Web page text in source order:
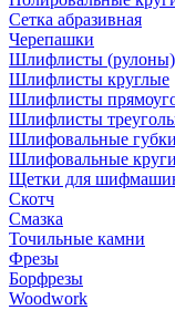
Сетка абразивная
Черепашки
Шлифлисты (рулоны)
Шлифлисты круглые
Шлифлисты
Шлифлисты
Шлифовальные губки
Шлифовальные круги
Щетки для
Скотч
Смазка
Точильные камни
Фрезы
Борфрезы
Woodwork